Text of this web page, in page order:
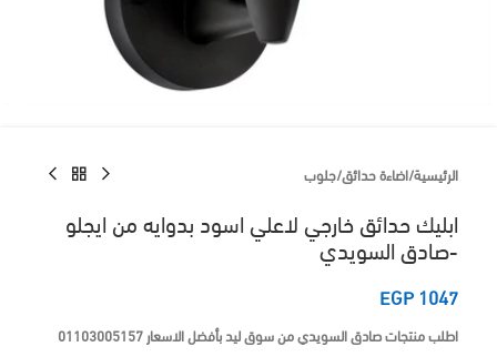
الرئيسية/اضاءة حدائق/جلوب
ابليك حدائق خارجي لاعلي اسود بدوايه من ايجلو
-صادق السويدي
EGP1047
اطلب منتجات صادق السويدي من سوق ليد بأفضل الاسعار 01103005157